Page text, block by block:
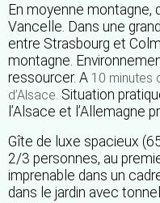
En moyenne montagne,
Vancelle. Dans une
entre Strasbourg et
montagne.
ressourcer. A 10 minutes
d’Alsace. Situation
l’Alsace et l’Allemagne
Gîte de luxe spacieux
2/3 personnes, au
imprenable dans un
dans le jardin avec